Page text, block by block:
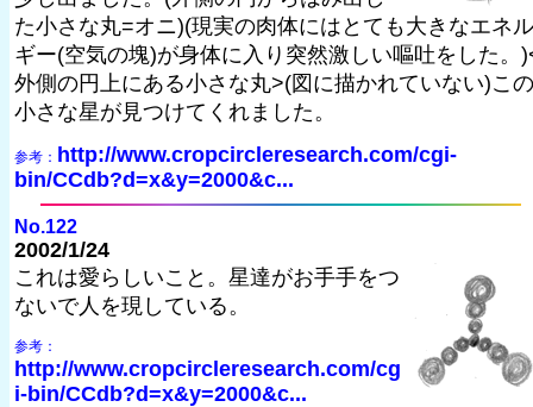
た小さな丸=オニ)(現実の肉体にはとても大きなエネル
ギー(空気の塊)が身体に入り突然激しい嘔吐をした。
外側の円上にある小さな丸>(図に描かれていない)この
小さな星が見つけてくれました。
参考： http://www.cropcircleresearch.com/cgi-
bin/CCdb?d=x&y=2000&c...
No.122
2002/1/24
これは愛らしいこと。星達がお手手をつ
ないで人を現している。
参考：
http://www.cropcircleresearch.com/cg
i-bin/CCdb?d=x&y=2000&c...